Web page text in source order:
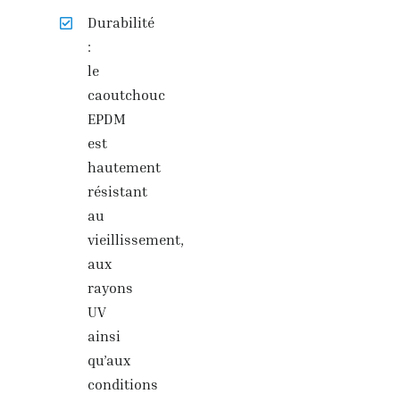
Durabilité
:
le
caoutchouc
EPDM
est
hautement
résistant
au
vieillissement,
aux
rayons
UV
ainsi
qu’aux
conditions